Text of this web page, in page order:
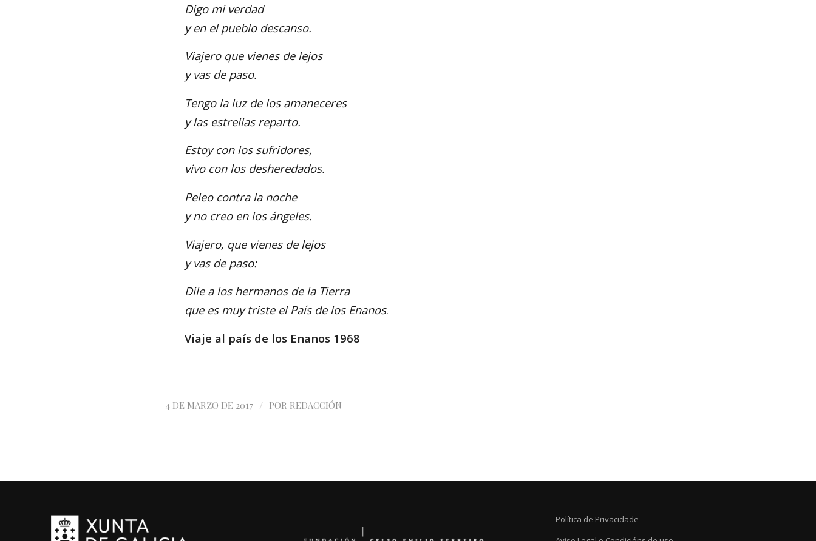
Digo mi verdad
y en el pueblo descanso.
Viajero que vienes de lejos
y vas de paso.
Tengo la luz de los amaneceres
y las estrellas reparto.
Estoy con los sufridores,
vivo con los desheredados.
Peleo contra la noche
y no creo en los ángeles.
Viajero, que vienes de lejos
y vas de paso:
Dile a los hermanos de la Tierra
que es muy triste el País de los Enanos.
Viaje al país de los Enanos 1968
4 DE MARZO DE 2017 / POR REDACCIÓN
Política de Privacidade